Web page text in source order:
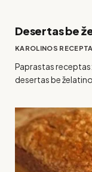
Desertas be
KAROLINOS
Paprastas
desertas be